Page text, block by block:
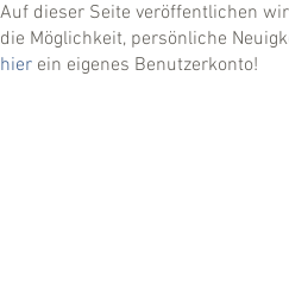
Auf dieser Seite veröffentlichen
die Möglichkeit, persönliche
hier ein eigenes Benutzerkonto!